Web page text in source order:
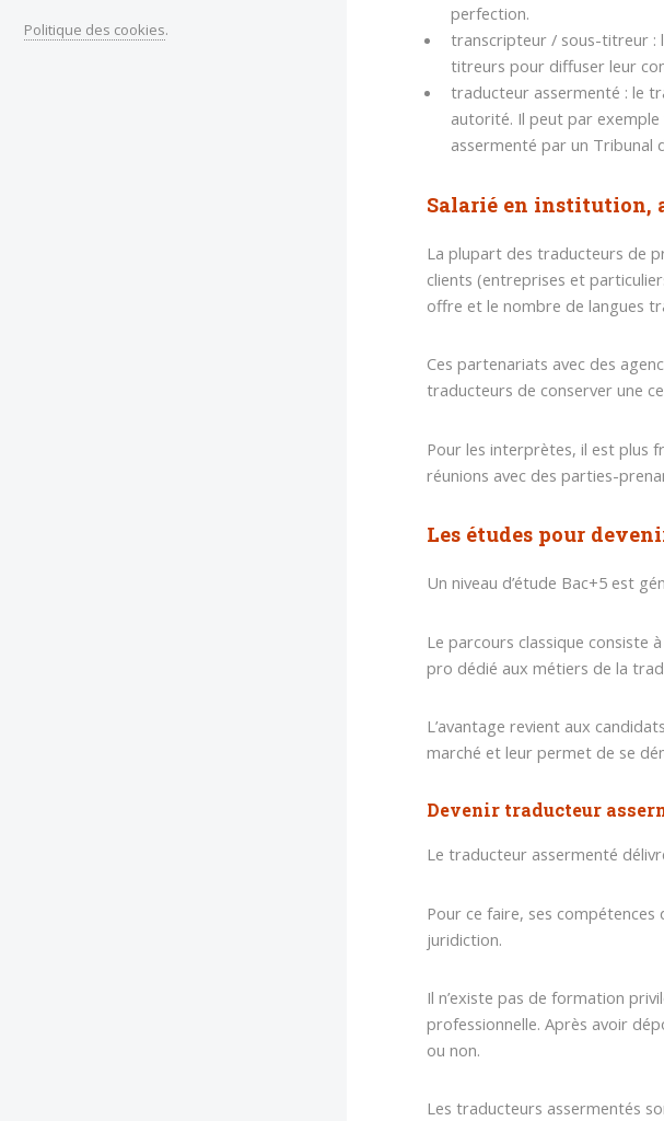
perfection.
transcripteur / sous-titreur :
titreurs pour diffuser leur
traducteur assermenté : le
autorité. Il peut par
assermenté par un Tribunal
Salarié en institution,
La plupart des traducteurs de
clients (entreprises et
offre et le nombre de langues
Ces partenariats avec des
traducteurs de conserver une
Pour les interprètes, il est plus
réunions avec des parties-
Les études pour
Un niveau d’étude Bac+5 est
Le parcours classique consiste
pro dédié aux métiers de la
L’avantage revient aux
marché et leur permet de se
Devenir traducteur
Le traducteur assermenté
Pour ce faire, ses
juridiction.
Il n’existe pas de formation
professionnelle. Après avoir
ou non.
Les traducteurs assermentés
Politique des cookies.